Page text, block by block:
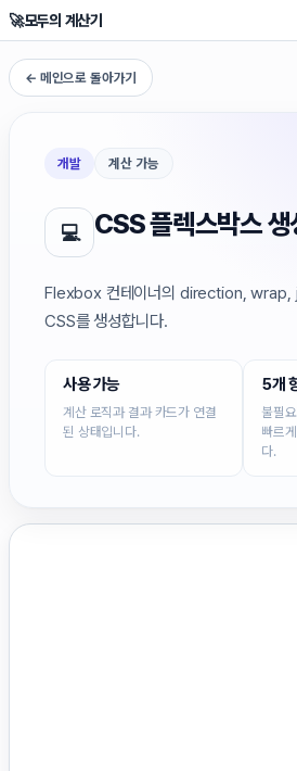
🚀모두의 계산기
← 메인으로 돌아가기
개발 계산 가능
💻 CSS 플렉스박스 생
Flexbox 컨테이너의 direction,
CSS를 생성합니다.
사용 가능
계산 로직과 결과 카드가 연결
된 상태입니다.
5개
불필
빠르
다.